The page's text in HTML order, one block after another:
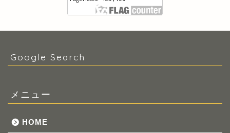
Google Search
メニュー
HOME